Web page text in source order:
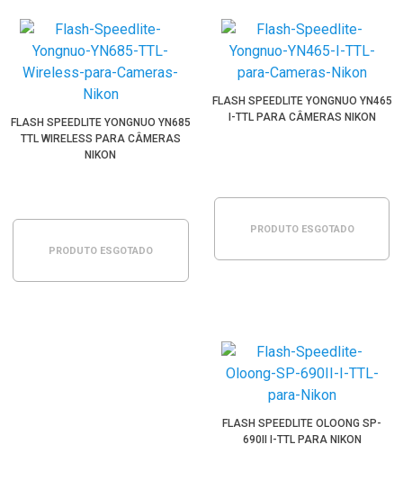
FLASH SPEEDLITE YONGNUO YN685
TTL WIRELESS PARA CÂMERAS
NIKON
PRODUTO ESGOTADO
FLASH SPEEDLITE YONGNUO YN465
I-TTL PARA CÂMERAS NIKON
PRODUTO ESGOTADO
FLASH SPEEDLITE OLOONG SP-
690II I-TTL PARA NIKON